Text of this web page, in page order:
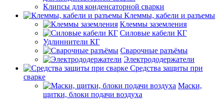
Клипсы для конденсаторной сварки
Клеммы, кабели и разъемы
Клеммы заземления
Силовые кабели КГ
Удлиннители КГ
Сварочные разъёмы
Электрододержатели
Средства защиты при
сварке
Маски,
щитки, блоки подачи воздуха